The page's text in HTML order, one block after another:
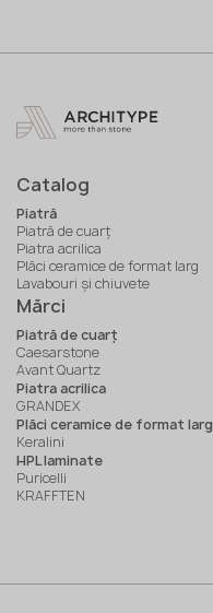
Catalog
Piatră
Piatră de cuarț
Piatra acrilica
Plăci ceramice de format larg
Lavabouri și chiuvete
Mărci
Piatră de cuarț
Caesarstone
Avant Quartz
Piatra acrilica
GRANDEX
Plăci ceramice de format larg
Keralini
HPL laminate
Puricelli
KRAFFTEN